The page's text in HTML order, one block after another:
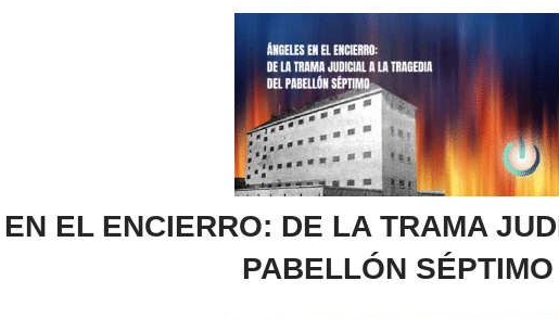
EL ENCIERRO: DE LA TRAMA
PABELLÓN SÉPTIMO